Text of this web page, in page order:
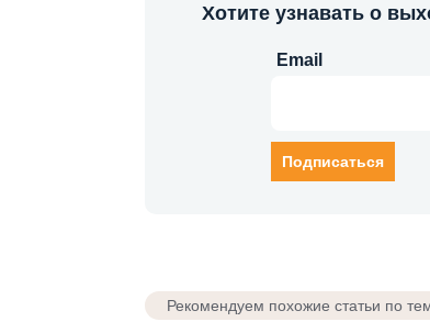
Хотите узнавать о
Email
Рекомендуем похожие статьи по